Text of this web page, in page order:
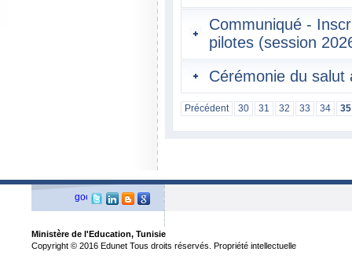
Communiqué -
pilotes (session
Cérémonie du salut
Précédent 30 31 32 33 34 35
Ministère de l'Education, Tunisie
Copyright © 2016 Edunet Tous droits réservés. Propriété intellectuelle